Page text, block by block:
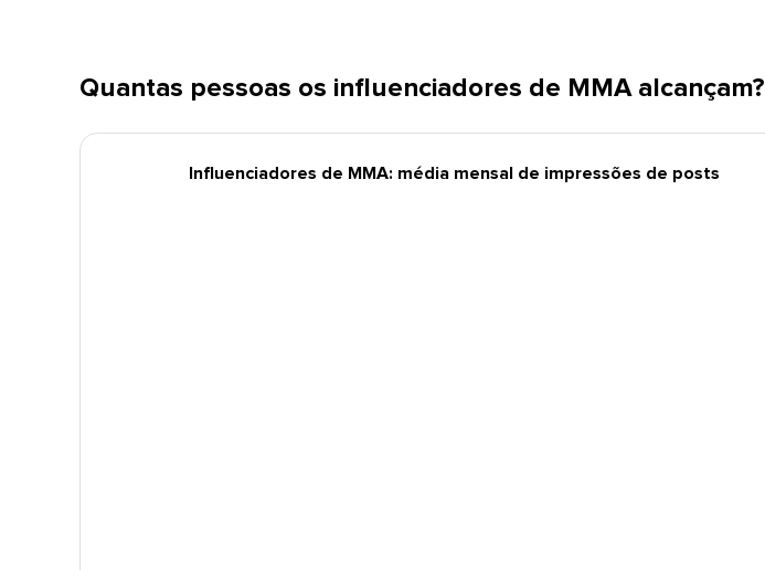
Quantas pessoas os influenciadores de MMA alcançam?​​
Influenciadores de MMA: média mensal de impressões de posts​​